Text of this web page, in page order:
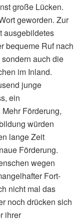
große Lücken.
geworden. Zur
ausgebildetes
bequeme Ruf nach
auch die
im Inland.
junge
ein
Förderung,
würden
lange Zeit
Förderung.
wegen
Fort-
nicht mal das
noch drücken sich
ihrer